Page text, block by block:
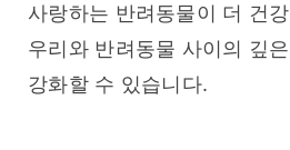
사랑하는 반려동물이 더 건
우리와 반려동물 사이의 깊
강화할 수 있습니다.